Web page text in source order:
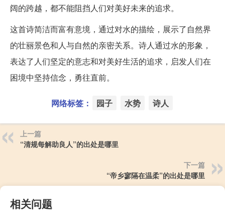
阔的跨越，都不能阻挡人们对美好未来的追求。
这首诗简洁而富有意境，通过对水的描绘，展示了自然界
的壮丽景色和人与自然的亲密关系。诗人通过水的形象，
表达了人们坚定的意志和对美好生活的追求，启发人们在
困境中坚持信念，勇往直前。
网络标签： 园子 水势 诗人
上一篇
“清规每解助良人”的出处是哪里
下一篇
“帝乡寥隔在温柔”的出处是哪里
相关问题